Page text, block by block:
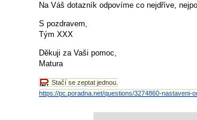
Na Váš dotazník odpovíme co nejdříve,
S pozdravem,
Tým XXX
Děkuji za Vaši pomoc,
Matura
Stačí se zeptat jednou.
https://pc.poradna.net/questions/3274860-nastaveni-